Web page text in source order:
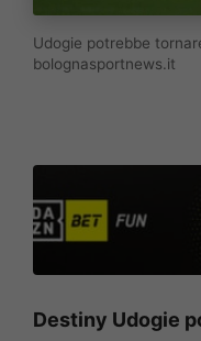
Udogie potrebbe
bolognasportnews.it
Destiny Udogie